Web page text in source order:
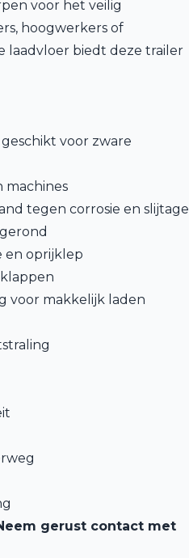
voor het veilig
hoogwerkers of
laadvloer biedt deze trailer
voor zware
machines
tegen corrosie en slijtage
en oprijklep
voor makkelijk laden
gerust contact met